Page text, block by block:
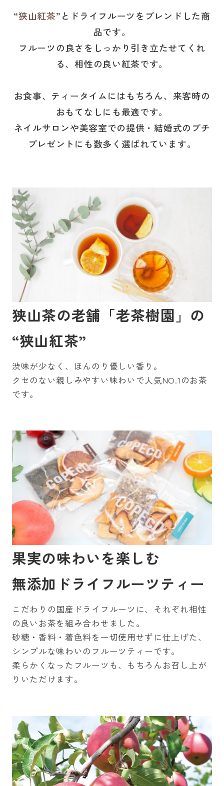
“狭山紅茶”とドライフルーツをブレンドした商
品です。
フルーツの良さをしっかり引き立たせてくれ
る、相性の良い紅茶です。
お食事、ティータイムにはもちろん、来客時の
おもてなしにも最適です。
ネイルサロンや美容室での提供・結婚式のプチ
プレゼントにも数多く選ばれています。
狭山茶の老舗「老茶樹園」の
“狭山紅茶”
渋味が少なく、ほんのり優しい香り。
クセのない親しみやすい味わいで人気NO.1のお茶
です。
果実の味わいを楽しむ
無添加ドライフルーツティー
こだわりの国産ドライフルーツに、それぞれ相性
の良いお茶を組み合わせました。
砂糖・香料・着色料を一切使用せずに仕上げた、
シンプルな味わいのフルーツティーです。
柔らかくなったフルーツも、もちろんお召し上が
りいただけます。